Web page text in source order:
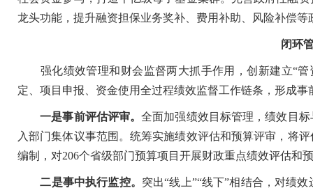
龙头功能，提升融资担保业务奖补、费用补助、风险补偿
闭环
强化绩效管理和财会监督两大抓手作用，创新建立“管
定、项目申报、资金使用全过程绩效监督工作链条，形成
一是事前评估评审。全面加强绩效目标管理，绩效目
入部门集体议事范围。统筹实施绩效评估和预算评审，将
编制，对206个省级部门预算项目开展财政重点绩效评估和
二是事中执行监控。 突出“线上”“线下”相结合，对绩